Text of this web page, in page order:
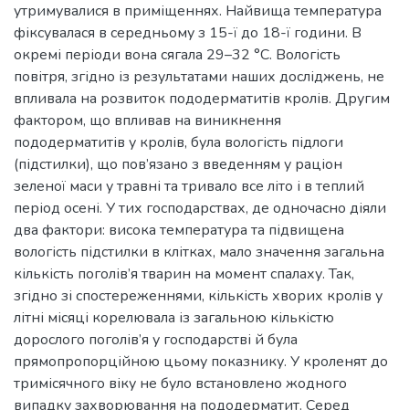
утримувалися в приміщеннях. Найвища температура
фіксувалася в середньому з 15-ї до 18-ї години. В
окремі періоди вона сягала 29–32 °С. Вологість
повітря, згідно із результатами наших досліджень, не
впливала на розвиток пододерматитів кролів. Другим
фактором, що впливав на виникнення
пододерматитів у кролів, була вологість підлоги
(підстилки), що пов’язано з введенням у раціон
зеленої маси у травні та тривало все літо і в теплий
період осені. У тих господарствах, де одночасно діяли
два фактори: висока температура та підвищена
вологість підстилки в клітках, мало значення загальна
кількість поголів’я тварин на момент спалаху. Так,
згідно зі спостереженнями, кількість хворих кролів у
літні місяці корелювала із загальною кількістю
дорослого поголів’я у господарстві й була
прямопропорційною цьому показнику. У кроленят до
тримісячного віку не було встановлено жодного
випадку захворювання на пододерматит. Серед